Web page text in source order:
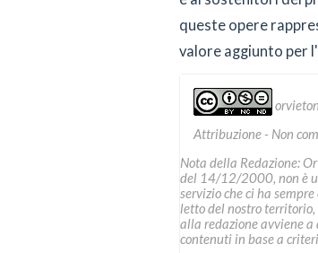
queste opere
valore aggiunto per
Attribuzione - Non
Nota della Redazione:
del 14/12/2000, non è
servizio che ci ha
letto del nostro
alla redazione avviene a
contenuti in base a